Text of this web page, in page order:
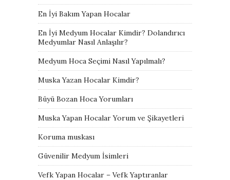
En İyi Bakım Yapan Hocalar
En İyi Medyum Hocalar Kimdir? Dolandırıcı
Medyumlar Nasıl Anlaşılır?
Medyum Hoca Seçimi Nasıl Yapılmalı?
Muska Yazan Hocalar Kimdir?
Büyü Bozan Hoca Yorumları
Muska Yapan Hocalar Yorum ve Şikayetleri
Koruma muskası
Güvenilir Medyum İsimleri
Vefk Yapan Hocalar – Vefk Yaptıranlar